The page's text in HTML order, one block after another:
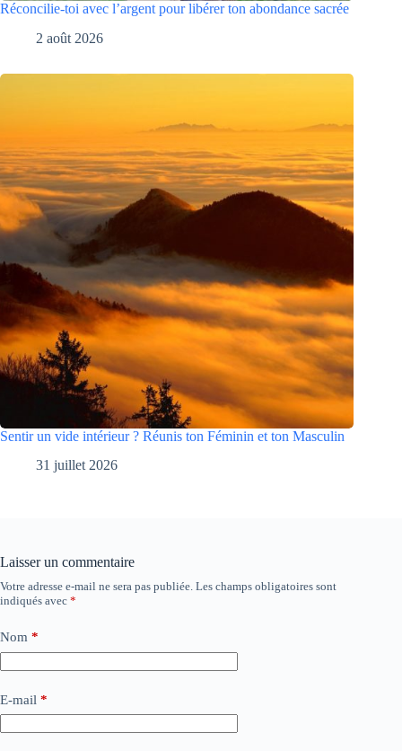
Réconcilie-toi avec l’argent pour libérer ton abondance sacrée
2 août 2026
Sentir un vide intérieur ? Réunis ton Féminin et ton Masculin
31 juillet 2026
Laisser un commentaire
Votre adresse e-mail ne sera pas publiée. Les champs obligatoires sont
indiqués avec *
Nom *
E-mail *